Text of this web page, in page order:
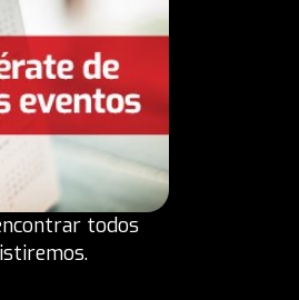
todos